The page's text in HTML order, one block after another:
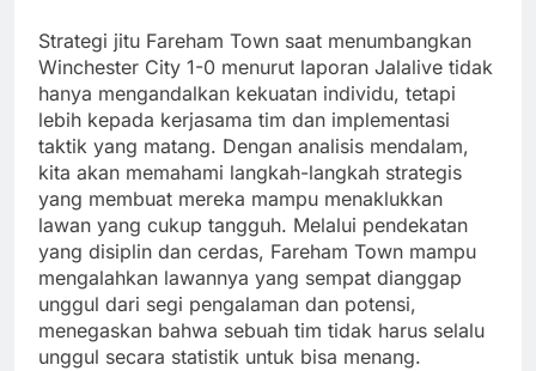
Strategi jitu Fareham Town saat menumbangkan
Winchester City 1-0 menurut laporan Jalalive tidak
hanya mengandalkan kekuatan individu, tetapi
lebih kepada kerjasama tim dan implementasi
taktik yang matang. Dengan analisis mendalam,
kita akan memahami langkah-langkah strategis
yang membuat mereka mampu menaklukkan
lawan yang cukup tangguh. Melalui pendekatan
yang disiplin dan cerdas, Fareham Town mampu
mengalahkan lawannya yang sempat dianggap
unggul dari segi pengalaman dan potensi,
menegaskan bahwa sebuah tim tidak harus selalu
unggul secara statistik untuk bisa menang.